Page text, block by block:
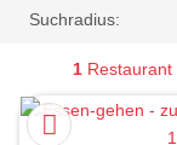
Suchradius:
1Restaurant